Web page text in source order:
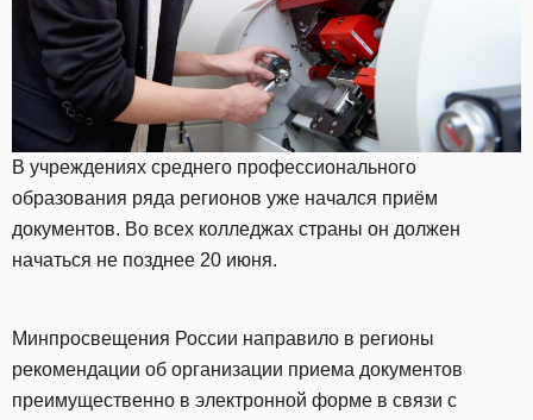
В учреждениях среднего профессионального
образования ряда регионов уже начался приём
документов. Во всех колледжах страны он должен
начаться не позднее 20 июня.
Минпросвещения России направило в регионы
рекомендации об организации приема документов
преимущественно в электронной форме в связи с